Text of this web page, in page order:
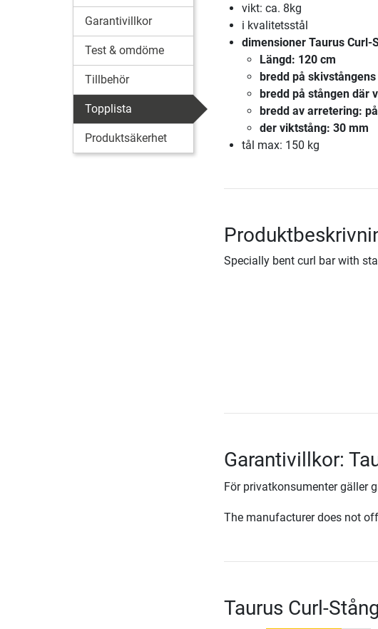
Garantivillkor
Test & omdöme
Tillbehör
Topplista
Produktsäkerhet
vikt: ca. 8kg
i kvalitetsstål
dimensioner Taurus Curl-
Längd: 120 cm
bredd på
bredd på stången där
bredd av arretering:
der viktstång: 30 mm
tål max: 150 kg
Specially bent curl bar with
Garantivillkor:
För privatkonsumenter gäller
The manufacturer does not
Taurus Curl-